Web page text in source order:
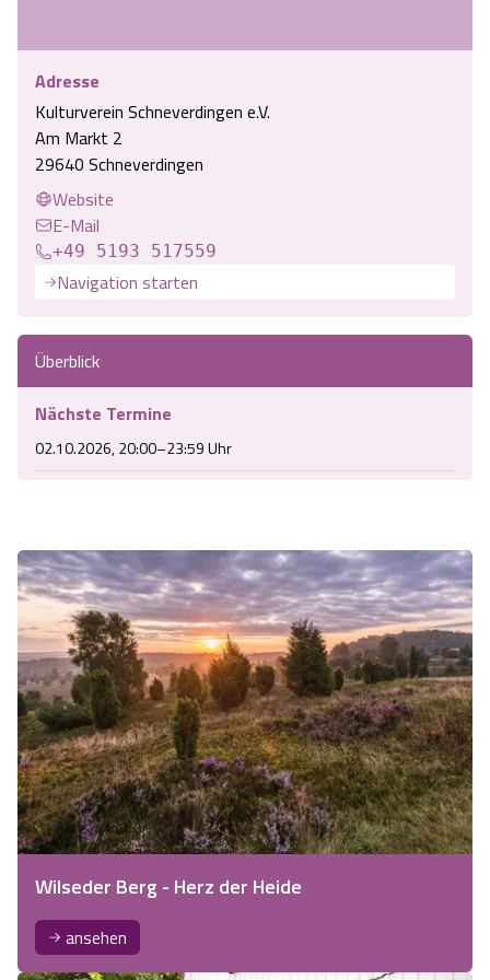
Adresse
Kulturverein Schneverdingen e.V.
Am Markt 2
29640 Schneverdingen
Website
E-Mail
+49 5193 517559
Navigation starten
Überblick
Nächste Termine
02.10.2026, 20:00–23:59 Uhr
Wilseder Berg - Herz der Heide
ansehen